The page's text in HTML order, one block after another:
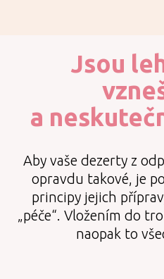
Jsou
a
Aby vaše dezerty z
opravdu takové, je
principy jejich
„péče“. Vložením do
naopak to